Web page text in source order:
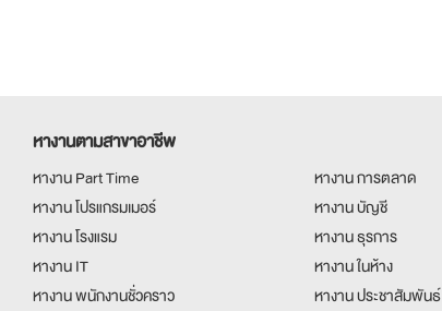
หางานตามสาขาอาชีพ
หางาน Part Time
หางาน การตลาด
หางาน โปรแกรมเมอร์
หางาน บัญชี
หางาน โรงแรม
หางาน ธุรการ
หางาน IT
หางาน ในห้าง
หางาน พนักงานชั่วคราว
หางาน ประชาสัมพันธ์